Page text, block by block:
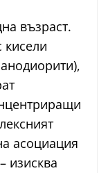
възраст.
кисели
асоциация
изисква